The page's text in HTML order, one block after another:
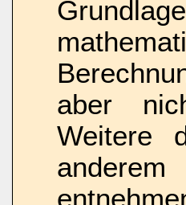
aber
Weitere